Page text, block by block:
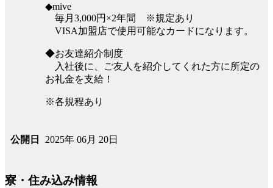
◆mive
毎月3,000円×2年間 ※規定あり
VISA加盟店で使用可能なカードになります。
◆お友達紹介制度
入社後に、ご友人を紹介してくれた方に所定の
お礼金を支給！
※各規程あり
公開日 2025年 06月 20日
寮・住み込み情報